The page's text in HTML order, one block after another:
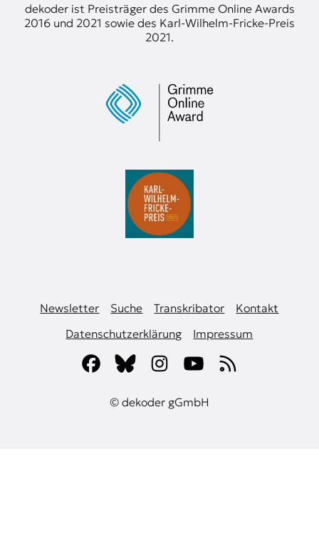
dekoder ist Preisträger des Grimme Online Awards
2016 und 2021 sowie des Karl-Wilhelm-Fricke-Preis
2021.
Newsletter Suche Transkribator
Kontakt
Datenschutzerklärung
Impressum
© dekoder gGmbH